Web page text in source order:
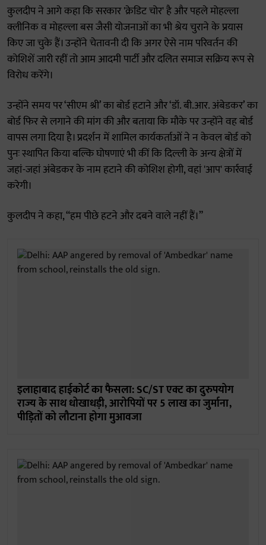
कुलदीप ने आगे कहा कि सरकार 'क्रेडिट चोर' है और पहले मोहल्ला
क्लीनिक व मोहल्ला बस जैसी योजनाओं का भी श्रेय चुराने के प्रयास
किए जा चुके हैं। उन्होंने चेतावनी दी कि अगर ऐसे नाम परिवर्तन की
कोशिशें जारी रहीं तो आम आदमी पार्टी और दलित समाज सक्रिय रूप से
विरोध करेंगे।
उन्होंने समय पर ‘सीएम श्री’ का बोर्ड हटाने और ‘डॉ. बी.आर. अंबेडकर’ का
बोर्ड फिर से लगाने की मांग की और बताया कि मौके पर उन्होंने वह बोर्ड
वापस लगा दिया है। प्रदर्शन में शामिल कार्यकर्ताओं ने न केवल बोर्ड को
पुनः स्थापित किया बल्कि घोषणाएं भी कीं कि दिल्ली के अन्य क्षेत्रों में
जहां-जहां अंबेडकर के नाम हटाने की कोशिश होगी, वहां 'आप' कार्रवाई
करेगी।
कुलदीप ने कहा, “हम पीछे हटने और दबने वाले नहीं हैं।”
इलाहाबाद हाईकोर्ट का फैसला: SC/ST एक्ट का दुरुपयोग
राज्य के साथ धोखाधड़ी, आरोपियों पर 5 लाख का जुर्माना,
पीड़ितों को लौटाना होगा मुआवजा